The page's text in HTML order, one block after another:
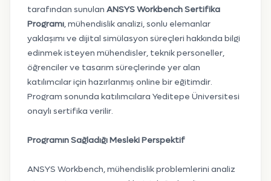
tarafından sunulan ANSYS Workbench Sertifika
Programı, mühendislik analizi, sonlu elemanlar
yaklaşımı ve dijital simülasyon süreçleri hakkında bilgi
edinmek isteyen mühendisler, teknik personeller,
öğrenciler ve tasarım süreçlerinde yer alan
katılımcılar için hazırlanmış online bir eğitimdir.
Program sonunda katılımcılara Yeditepe Üniversitesi
onaylı sertifika verilir.
Programın Sağladığı Mesleki Perspektif
ANSYS Workbench, mühendislik problemlerini analiz